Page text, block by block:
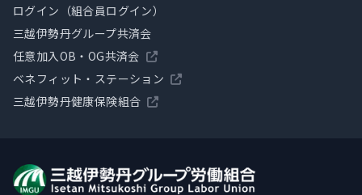
ログイン（組合員ログイン）
三越伊勢丹グループ共済会
任意加入OB・OG共済会
ベネフィット・ステーション
三越伊勢丹健康保険組合